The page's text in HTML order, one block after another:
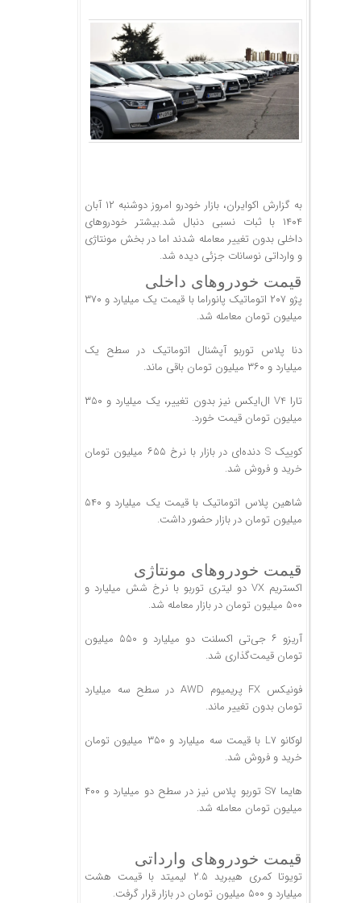
به گزارش اکوایران، بازار خودرو امروز دوشنبه ۱۲ آبان
۱۴۰۴ با ثبات نسبی دنبال شد.بیشتر خودروهای
داخلی بدون تغییر معامله شدند اما در بخش مونتاژی
و وارداتی نوسانات جزئی دیده شد.
قیمت خودروهای داخلی
پژو ۲۰۷ اتوماتیک پانوراما با قیمت یک میلیارد و ۳۷۰
میلیون تومان معامله شد.
دنا پلاس توربو آپشنال اتوماتیک در سطح یک
میلیارد و ۳۶۰ میلیون تومان باقی ماند.
تارا V4 ال‌ایکس نیز بدون تغییر، یک میلیارد و ۳۵۰
میلیون تومان قیمت خورد.
کوییک S دنده‌ای در بازار با نرخ ۶۵۵ میلیون تومان
خرید و فروش شد.
شاهین پلاس اتوماتیک با قیمت یک میلیارد و ۵۴۰
میلیون تومان در بازار حضور داشت.
قیمت خودروهای مونتاژی
اکستریم VX دو لیتری توربو با نرخ شش میلیارد و
۵۰۰ میلیون تومان در بازار معامله شد.
آریزو ۶ جی‌تی اکسلنت دو میلیارد و ۵۵۰ میلیون
تومان قیمت‌گذاری شد.
فونیکس FX پریمیوم AWD در سطح سه میلیارد
تومان بدون تغییر ماند.
لوکانو L7 با قیمت سه میلیارد و ۳۵۰ میلیون تومان
خرید و فروش شد.
هایما S7 توربو پلاس نیز در سطح دو میلیارد و ۴۰۰
میلیون تومان معامله شد.
قیمت خودروهای وارداتی
تویوتا کمری هیبرید ۲.۵ لیمیتد با قیمت هشت
میلیارد و ۵۰۰ میلیون تومان در بازار قرار گرفت.